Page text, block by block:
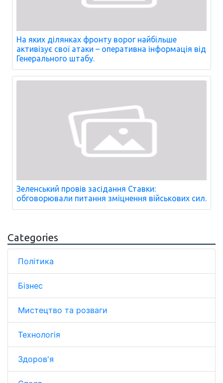
На яких ділянках фронту ворог найбільше
активізує свої атаки – оперативна інформація від
Генерального штабу.
Зеленський провів засідання Ставки:
обговорювали питання зміцнення військових сил.
Categories
Політика
Бізнес
Мистецтво та розваги
Технологія
Здоров'я